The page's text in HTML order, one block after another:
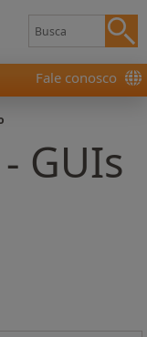
Fale conosco
GUIs